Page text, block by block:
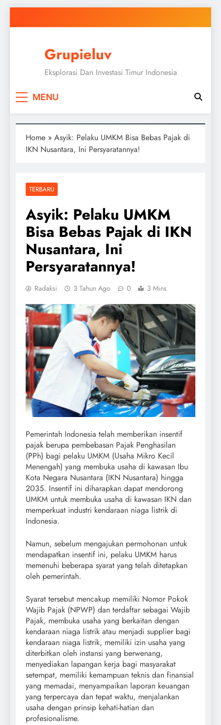
to
Grupieluv
Eksplorasi Dan Investasi Timur Indonesia
MENU
Home » Asyik: Pelaku UMKM Bisa Bebas Pajak di
IKN Nusantara, Ini Persyaratannya!
TERBARU
Asyik: Pelaku UMKM
Bisa Bebas Pajak di IKN
Nusantara, Ini
Persyaratannya!
Radaksi 3 Tahun Ago 0 3 Mins
Pemerintah Indonesia telah memberikan insentif
pajak berupa pembebasan Pajak Penghasilan
(PPh) bagi pelaku UMKM (Usaha Mikro Kecil
Menengah) yang membuka usaha di kawasan Ibu
Kota Negara Nusantara (IKN Nusantara) hingga
2035. Insentif ini diharapkan dapat mendorong
UMKM untuk membuka usaha di kawasan IKN dan
memperkuat industri kendaraan niaga listrik di
Indonesia.
Namun, sebelum mengajukan permohonan untuk
mendapatkan insentif ini, pelaku UMKM harus
memenuhi beberapa syarat yang telah ditetapkan
oleh pemerintah.
Syarat tersebut mencakup memiliki Nomor Pokok
Wajib Pajak (NPWP) dan terdaftar sebagai Wajib
Pajak, membuka usaha yang berkaitan dengan
kendaraan niaga listrik atau menjadi supplier bagi
kendaraan niaga listrik, memiliki izin usaha yang
diterbitkan oleh instansi yang berwenang,
menyediakan lapangan kerja bagi masyarakat
setempat, memiliki kemampuan teknis dan finansial
yang memadai, menyampaikan laporan keuangan
yang terpercaya dan tepat waktu, menjalankan
usaha dengan prinsip kehati-hatian dan
profesionalisme.